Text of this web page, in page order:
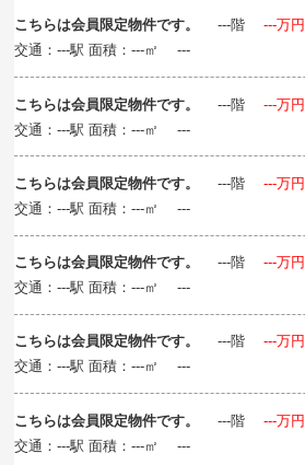
こちらは会員限定物件です。 ‐‐‐階‐‐‐万円
交通：‐‐‐駅 面積：‐‐‐㎡ ‐‐‐
こちらは会員限定物件です。 ‐‐‐階‐‐‐万円
交通：‐‐‐駅 面積：‐‐‐㎡ ‐‐‐
こちらは会員限定物件です。 ‐‐‐階‐‐‐万円
交通：‐‐‐駅 面積：‐‐‐㎡ ‐‐‐
こちらは会員限定物件です。 ‐‐‐階‐‐‐万円
交通：‐‐‐駅 面積：‐‐‐㎡ ‐‐‐
こちらは会員限定物件です。 ‐‐‐階‐‐‐万円
交通：‐‐‐駅 面積：‐‐‐㎡ ‐‐‐
こちらは会員限定物件です。 ‐‐‐階‐‐‐万円
交通：‐‐‐駅 面積：‐‐‐㎡ ‐‐‐